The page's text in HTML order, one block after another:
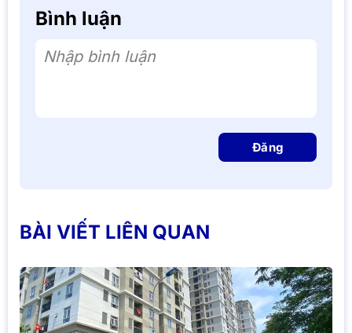
Bình luận
Nhập bình luận
Đăng
BÀI VIẾT LIÊN QUAN